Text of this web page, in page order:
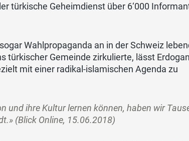
türkische Geheimdienst über 6‘000
Wahlpropaganda an in der Schweiz
türkischer Gemeinde zirkulierte, lässt
mit einer radikal-islamischen Agenda zu
und ihre Kultur lernen können, haben wir
(Blick Online, 15.06.2018)